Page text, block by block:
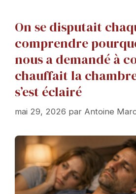
On se disputait
comprendre
nous a demandé à
chauffait la
s’est éclairé
mai 29, 2026 par Antoine